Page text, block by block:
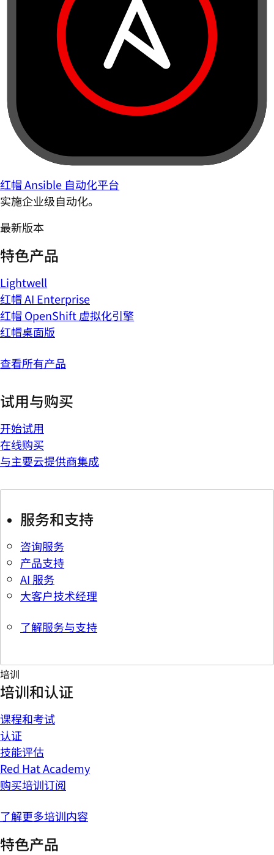
红帽 Ansible 自动化平台
实施企业级自动化。
最新版本
特色产品
Lightwell
红帽 AI Enterprise
红帽 OpenShift 虚拟化引擎
红帽桌面版
查看所有产品
试用与购买
开始试用
在线购买
与主要云提供商集成
服务和支持
咨询服务
产品支持
AI 服务
大客户技术经理
了解服务与支持
培训
培训和认证
课程和考试
认证
技能评估
Red Hat Academy
购买培训订阅
了解更多培训内容
特色产品